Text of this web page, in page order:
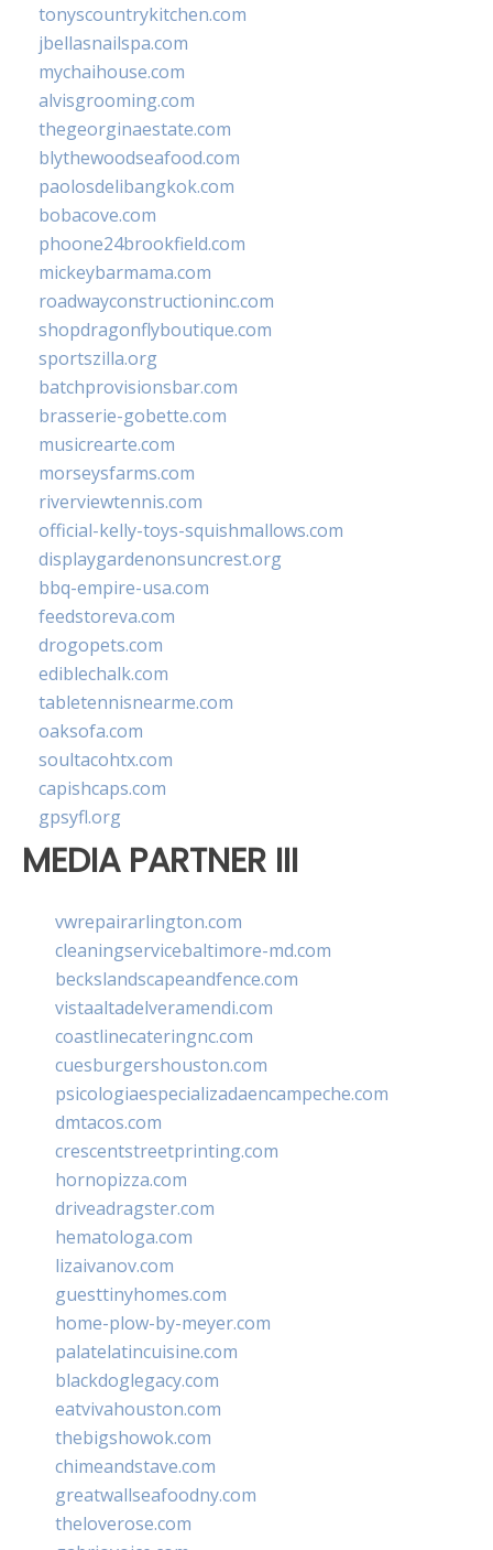
tonyscountrykitchen.com
jbellasnailspa.com
mychaihouse.com
alvisgrooming.com
thegeorginaestate.com
blythewoodseafood.com
paolosdelibangkok.com
bobacove.com
phoone24brookfield.com
mickeybarmama.com
roadwayconstructioninc.com
shopdragonflyboutique.com
sportszilla.org
batchprovisionsbar.com
brasserie-gobette.com
musicrearte.com
morseysfarms.com
riverviewtennis.com
official-kelly-toys-squishmallows.com
displaygardenonsuncrest.org
bbq-empire-usa.com
feedstoreva.com
drogopets.com
ediblechalk.com
tabletennisnearme.com
oaksofa.com
soultacohtx.com
capishcaps.com
gpsyfl.org
MEDIA PARTNER III
vwrepairarlington.com
cleaningservicebaltimore-md.com
beckslandscapeandfence.com
vistaaltadelveramendi.com
coastlinecateringnc.com
cuesburgershouston.com
psicologiaespecializadaencampeche.com
dmtacos.com
crescentstreetprinting.com
hornopizza.com
driveadragster.com
hematologa.com
lizaivanov.com
guesttinyhomes.com
home-plow-by-meyer.com
palatelatincuisine.com
blackdoglegacy.com
eatvivahouston.com
thebigshowok.com
chimeandstave.com
greatwallseafoodny.com
theloverose.com